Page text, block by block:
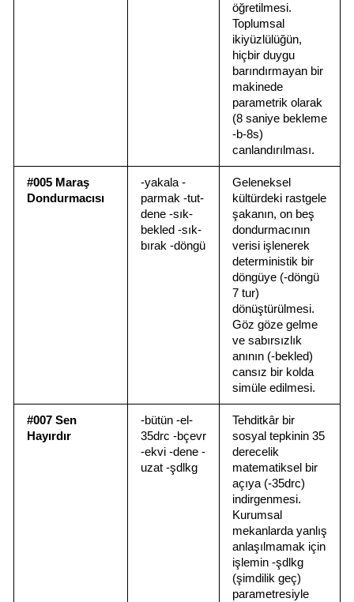
öğretilmesi.
Toplumsal
ikiyüzlülüğün,
hiçbir duygu
barındırmayan bir
makinede
parametrik olarak
(8 saniye bekleme
-b-8s)
canlandırılması.
#005 Maraş
Dondurmacısı
-yakala -
parmak -tut-
dene -sık-
bekled -sık-
bırak -döngü
Geleneksel
kültürdeki rastgele
şakanın, on beş
dondurmacının
verisi işlenerek
deterministik bir
döngüye (-döngü
7 tur)
dönüştürülmesi.
Göz göze gelme
ve sabırsızlık
anının (-bekled)
cansız bir kolda
simüle edilmesi.
#007 Sen
Hayırdır
-bütün -el-
35drc -bçevr
-ekvi -dene -
uzat -şdlkg
Tehditkâr bir
sosyal tepkinin 35
derecelik
matematiksel bir
açıya (-35drc)
indirgenmesi.
Kurumsal
mekanlarda yanlış
anlaşılmamak için
işlemin -şdlkg
(şimdilik geç)
parametresiyle